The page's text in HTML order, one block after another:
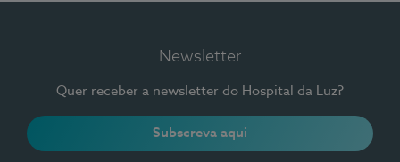
Newsletter
Quer receber a newsletter do Hospital da Luz?
Subscreva aqui